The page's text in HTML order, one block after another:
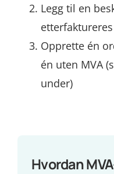
Legg til en
Opprette én
én uten MVA
under)
Hvordan